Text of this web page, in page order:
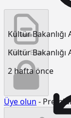
Kültür Bakanlığı
Kültür Bakanlığı
2 hafta önce
Teklife Ekle
Üye olun -